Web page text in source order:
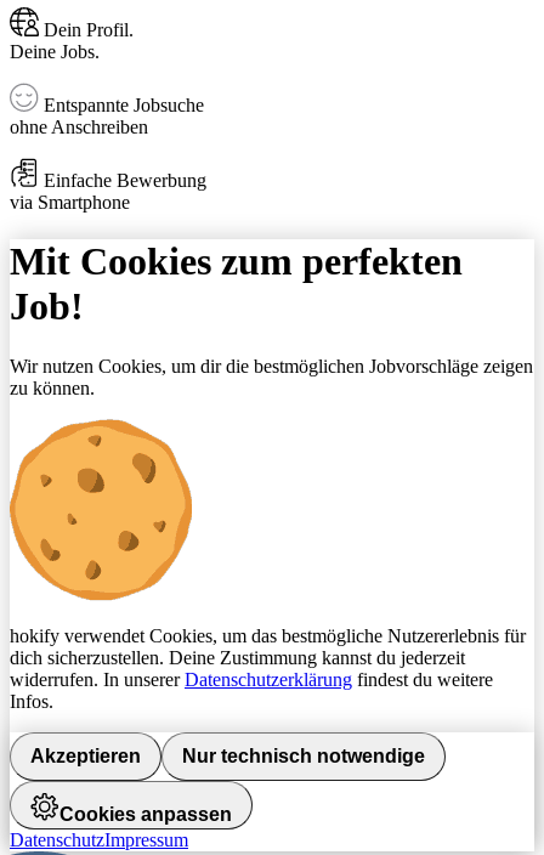
Dein Profil.
Deine Jobs.
Entspannte Jobsuche
ohne Anschreiben
Einfache Bewerbung
via Smartphone
Mit Cookies zum perfekten
Job!
Wir nutzen Cookies, um dir die bestmöglichen Jobvorschläge zeigen
zu können.
hokify verwendet Cookies, um das bestmögliche Nutzererlebnis für
dich sicherzustellen. Deine Zustimmung kannst du jederzeit
widerrufen. In unsererDatenschutzerklärung findest du weitere
Infos.
Akzeptieren Nur technisch notwendige
Cookies anpassen
DatenschutzImpressum